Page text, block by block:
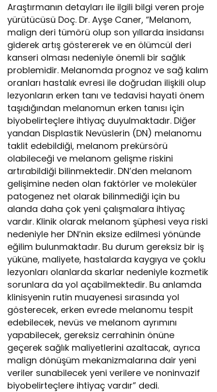
Araştırmanın detayları ile ilgili bilgi veren proje
yürütücüsü Doç. Dr. Ayşe Caner, “Melanom,
malign deri tümörü olup son yıllarda insidansı
giderek artış göstererek ve en ölümcül deri
kanseri olması nedeniyle önemli bir sağlık
problemidir. Melanomda prognoz ve sağ kalım
oranları hastalık evresi ile doğrudan ilişkili olup
lezyonların erken tanı ve tedavisi hayati önem
taşıdığından melanomun erken tanısı için
biyobelirteçlere ihtiyaç duyulmaktadır. Diğer
yandan Displastik Nevüslerin (DN) melanomu
taklit edebildiği, melanom prekürsörü
olabileceği ve melanom gelişme riskini
artırabildiği bilinmektedir. DN’den melanom
gelişimine neden olan faktörler ve moleküler
patogenez net olarak bilinmediği için bu
alanda daha çok yeni çalışmalara ihtiyaç
vardır. Klinik olarak melanom şüphesi veya riski
nedeniyle her DN’nin eksize edilmesi yönünde
eğilim bulunmaktadır. Bu durum gereksiz bir iş
yüküne, maliyete, hastalarda kaygıya ve çoklu
lezyonları olanlarda skarlar nedeniyle kozmetik
sorunlara da yol açabilmektedir. Bu anlamda
klinisyenin rutin muayenesi sırasında yol
gösterecek, erken evrede melanomu tespit
edebilecek, nevüs ve melanom ayrımını
yapabilecek, gereksiz cerrahinin önüne
geçerek sağlık maliyetlerini azaltacak, ayrıca
malign dönüşüm mekanizmalarına dair yeni
veriler sunabilecek yeni verilere ve noninvazif
biyobelirteçlere ihtiyaç vardır” dedi.